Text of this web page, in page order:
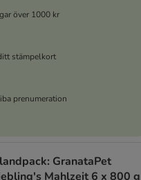
över 1000 kr
stämpelkort
prenumeration
GranataPet
Mahlzeit 6 x 800 g